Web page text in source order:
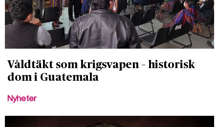
Våldtäkt som krigsvapen – historisk
dom i Guatemala
Nyheter